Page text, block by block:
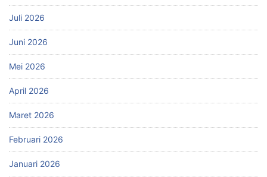
Juli 2026
Juni 2026
Mei 2026
April 2026
Maret 2026
Februari 2026
Januari 2026